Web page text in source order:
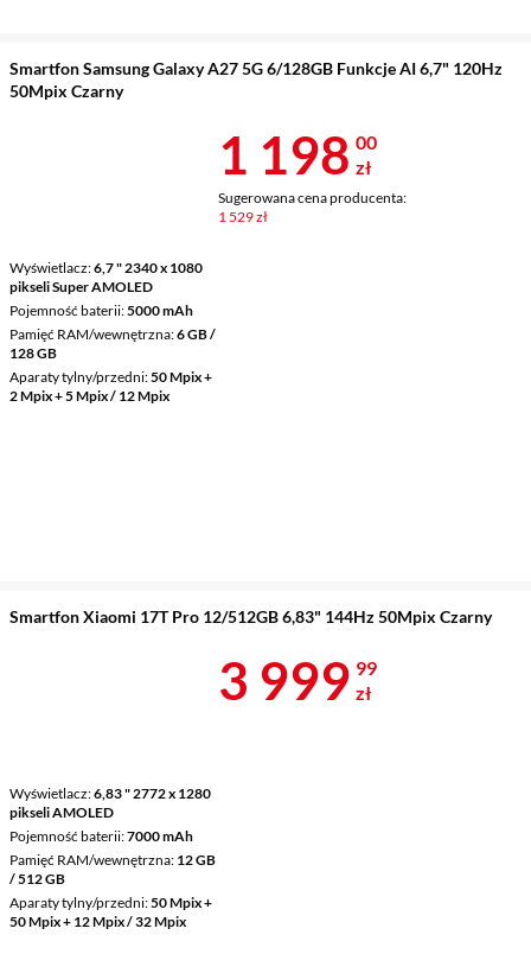
Smartfon Samsung Galaxy A27 5G 6/128GB Funkcje AI 6,7" 120Hz
50Mpix Czarny
Wyświetlacz 6,7 " 2340 x 1080
pikseli Super AMOLED
Pojemność baterii 5000 mAh
Pamięć RAM/wewnętrzna 6 GB /
128 GB
Aparaty tylny/przedni 50 Mpix +
2 Mpix + 5 Mpix / 12 Mpix
Cena 1 198 zł
1 198 00
zł
Sugerowana cena producenta:
1 529 zł
Smartfon Xiaomi 17T Pro 12/512GB 6,83" 144Hz 50Mpix Czarny
Wyświetlacz 6,83 " 2772 x 1280
pikseli AMOLED
Pojemność baterii 7000 mAh
Pamięć RAM/wewnętrzna 12 GB
/ 512 GB
Aparaty tylny/przedni 50 Mpix +
50 Mpix + 12 Mpix / 32 Mpix
Cena 3
3 999 99
zł